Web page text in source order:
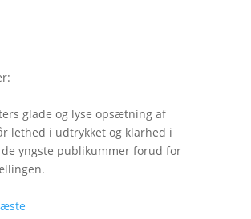
:
glade og lyse opsætning af
lethed i udtrykket og klarhed i
yngste publikummer forud for